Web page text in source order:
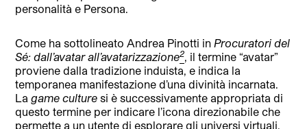
personalità e Persona.
Come ha sottolineato Andrea Pinotti inProcuratori del
Sé: dall’avatar all’avatarizzazione2, il termine “avatar”
proviene dalla tradizione induista, e indica la
temporanea manifestazione d’una divinità incarnata.
Lagame culture si è successivamente appropriata di
questo termine per indicare l’icona direzionabile che
permette a un utente di esplorare gli universi virtuali,